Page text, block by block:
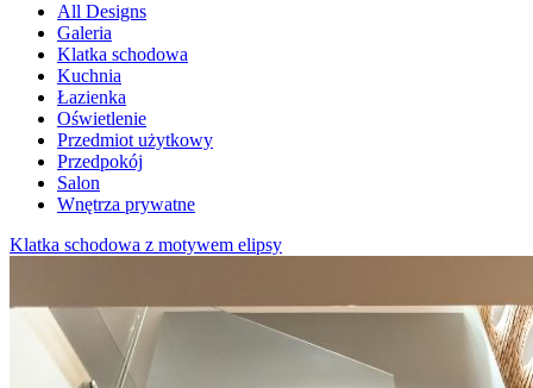
All Designs
Galeria
Klatka schodowa
Kuchnia
Łazienka
Oświetlenie
Przedmiot użytkowy
Przedpokój
Salon
Wnętrza prywatne
Klatka schodowa z motywem elipsy